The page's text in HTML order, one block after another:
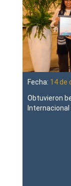
Fecha: 14 de
Obtuvieron
Internacional